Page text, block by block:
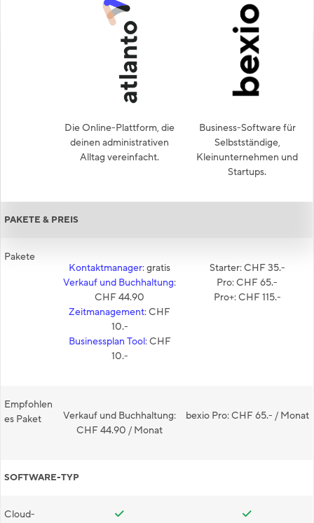
Die Online-Plattform, die
deinen administrativen
Alltag vereinfacht.
Business-Software für
Selbstständige,
Kleinunternehmen und
Startups.
PAKETE & PREIS
Pakete
Kontaktmanager: gratis
Verkauf und Buchhaltung:
CHF 44.90
Zeitmanagement: CHF
10.-
Businessplan Tool: CHF
10.-
Starter: CHF 35.-
Pro: CHF 65.-
Pro+: CHF 115.-
Empfohlen
es Paket
Verkauf und Buchhaltung:
CHF 44.90 / Monat
bexio Pro: CHF 65.- / Monat
SOFTWARE-TYP
Cloud-